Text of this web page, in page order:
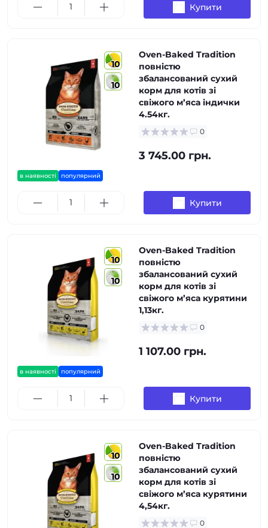
Купити
10
10
в наявності популярний
Oven-Baked Tradition
повністю
збалансований сухий
корм для котів зі
свіжого м’яса індички
4.54кг.
0
3 745.00 грн.
Купити
10
10
в наявності популярний
Oven-Baked Tradition
повністю
збалансований сухий
корм для котів зі
свіжого м’яса курятини
1,13кг.
0
1 107.00 грн.
Купити
10
10
Oven-Baked Tradition
повністю
збалансований сухий
корм для котів зі
свіжого м’яса курятини
4,54кг.
0